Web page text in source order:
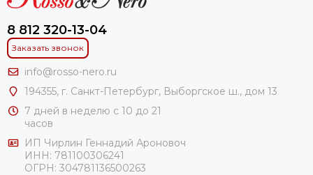
8 812 320-13-04
Заказать звонок
info@rosso-nero.ru
194355, г. Санкт-Петербург, Выборгское ш., дом 13
7 дней в неделю с 10 до 21
часов
ИП Чирлин Геннадий Ароновоч
ИНН: 781100306241
ОГРН: 304781136500263